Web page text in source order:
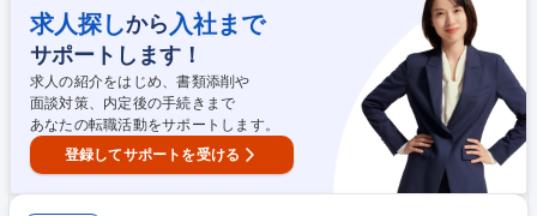
社への連絡)■船員研修管理■船員教育■船員の資格管理■船員関係書類作
成、管理■組合関係業務■その他船員管理に関わること ※船内での作業お
よび港湾区域での荷役作業は一切発生しません。※基本的に事務所での管
理業務。船員との面談等で現場出張可能性有。 募集職種 港区【船員担当
(マンニング)補佐】洋上風力発電設備設置船/実務経験を活かす★
求人探しから 入社まで
サポートします！
求人の紹介をはじめ、書類添削や
面談対策、内定後の手続きまで
あなたの転職活動をサポートします。
登録してサポートを受ける